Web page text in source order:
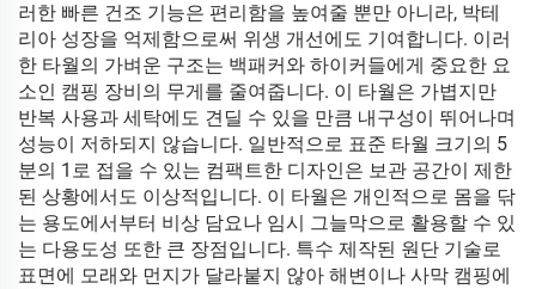
러한 빠른 건조 기능은 편리함을 높여줄 뿐만 아니라, 박테
리아 성장을 억제함으로써 위생 개선에도 기여합니다. 이러
한 타월의 가벼운 구조는 백패커와 하이커들에게 중요한 요
소인 캠핑 장비의 무게를 줄여줍니다. 이 타월은 가볍지만
반복 사용과 세탁에도 견딜 수 있을 만큼 내구성이 뛰어나며
성능이 저하되지 않습니다. 일반적으로 표준 타월 크기의 5
분의 1로 접을 수 있는 컴팩트한 디자인은 보관 공간이 제한
된 상황에서도 이상적입니다. 이 타월은 개인적으로 몸을 닦
는 용도에서부터 비상 담요나 임시 그늘막으로 활용할 수 있
는 다용도성 또한 큰 장점입니다. 특수 제작된 원단 기술로
표면에 모래와 먼지가 달라붙지 않아 해변이나 사막 캠핑에